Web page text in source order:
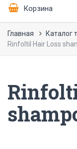
Корзина
Главная Каталог
Rinfoltil Hair Loss